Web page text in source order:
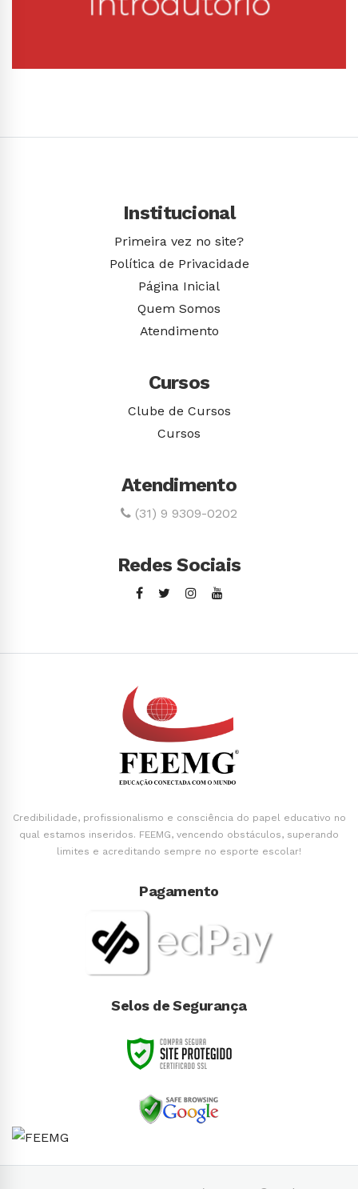
Institucional
Primeira vez no site?
Política de Privacidade
Página Inicial
Quem Somos
Atendimento
Cursos
Clube de Cursos
Cursos
Atendimento
(31) 9 9309-0202
Redes Sociais
Credibilidade, profissionalismo e consciência do papel educativo no
qual estamos inseridos. FEEMG, vencendo obstáculos, superando
limites e acreditando sempre no esporte escolar!
Pagamento
Selos de Segurança